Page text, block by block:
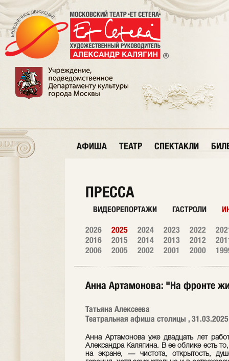
АФИША ТЕАТР СПЕКТАКЛИ
ПРЕССА
ВИДЕОРЕПОРТАЖИ ГАСТРОЛИ
2026 2025 2024 2023 2022
2016
2015 2014 2013 2012
2006
2005 2002 2001 2000
Анна Артамонова: "На фронте
Татьяна Алексеева
Театральная афиша столицы , 31.03.2025
Анна Артамонова уже двадцать лет
Александра Калягина. В ее облике есть
на экране, — чистота, открытость,